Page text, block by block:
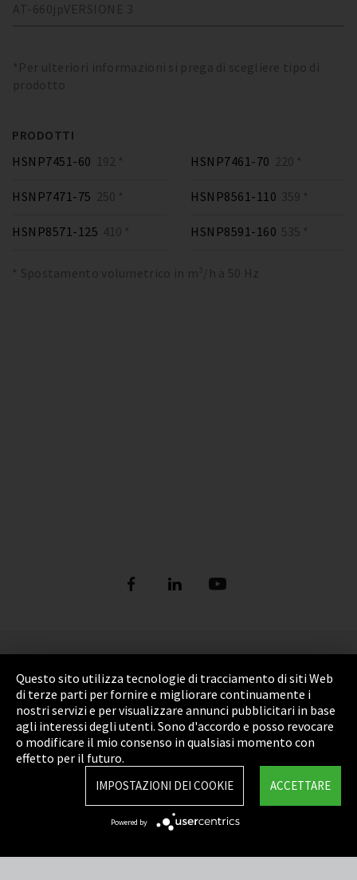
AT-660jpVERSIONE 3
*Per ulteriori informazioni si prega di scegliere tipo di
prodotto
PRODOTTI
HSNP7451-60 192 * HSNP7461-70 220 *
HSNP7471-75 250 * HSNP8561-110 359 *
HSNP8571-125 410 * HSNP8591-160 535 *
* Spostamento volumetrico in m³/h a 50 Hz
Privacy Policy
Cookie Settings
Termini e Condizioni
Integrity Line
Questo sito utilizza tecnologie di tracciamento di siti Web
di terze parti per fornire e migliorare continuamente i
nostri servizi e per visualizzare annunci pubblicitari in base
agli interessi degli utenti. Sono d'accordo e posso revocare
o modificare il mio consenso in qualsiasi momento con
effetto per il futuro.
ACCETTARE
IMPOSTAZIONI DEI COOKIE
Powered by